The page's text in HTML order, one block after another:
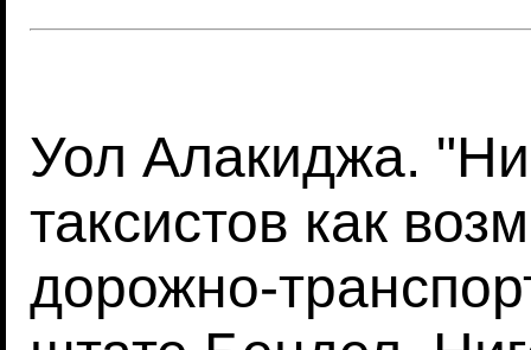
Уол Алакиджа.
таксистов как
дорожно-